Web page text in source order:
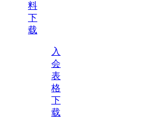
料
下
载
入
会
表
格
下
载